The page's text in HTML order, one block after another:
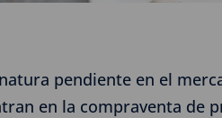
pendiente en el
en la compraventa de